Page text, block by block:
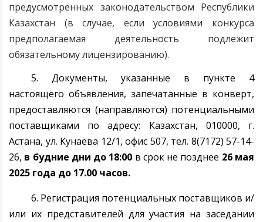
предусмотренных законодательством Республики
Казахстан (в случае, если условиями конкурса
предполагаемая деятельность подлежит
обязательному лицензированию).
5. Документы, указанные в пункте 4
настоящего объявления, запечатанные в конверт,
предоставляются (направляются) потенциальными
поставщиками по адресу: Казахстан, 010000, г.
Астана, ул. Кунаева 12/1, офис 507, тел. 8(7172) 57-14-
26, в будние дни до 18:00 в срок не позднее 26 мая
2025 года до 17.00 часов.
6. Регистрация потенциальных поставщиков и/
или их представителей для участия на заседании